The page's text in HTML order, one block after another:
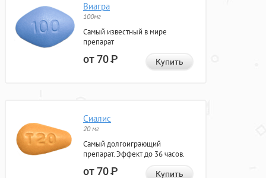
Виагра
100мг
Самый известный в мире
препарат
от 70Р Купить
Сиалис
20 мг
Самый долгоиграющий
препарат. Эффект до 36 часов.
от 70Р Купить